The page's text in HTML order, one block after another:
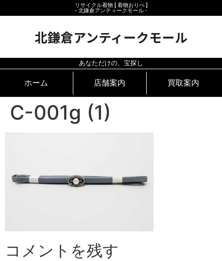
リサイクル着物 [ 着物おりべ ]
- 北鎌倉アンティークモール ‐
北鎌倉アンティークモール
あなただけの、宝探し
ホーム 店舗案内 買取案内
C-001g (1)
コメントを残す